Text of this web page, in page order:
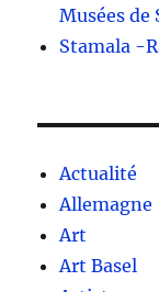
Musées de
Stamala -
Actualité
Allemagne
Art
Art Basel